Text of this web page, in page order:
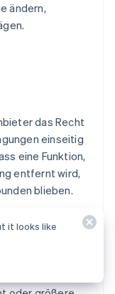
ändern,
das Recht
einseitig
eine Funktion,
entfernt wird,
blieben.
Auswirkungen
Recht haben,
die es
it looks like